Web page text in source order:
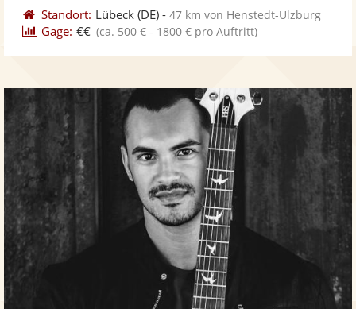
Standort: Lübeck (DE) -47 km von Henstedt-Ulzburg
Gage: €€ (ca. 500 € - 1800 € pro Auftritt)